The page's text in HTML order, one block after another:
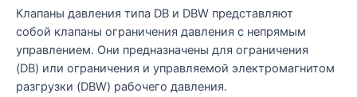
Клапаны давления типа DB и DBW представляют
собой клапаны ограничения давления с непрямым
управлением. Они предназначены для ограничения
(DB) или ограничения и управляемой электромагнитом
разгрузки (DBW) рабочего давления.